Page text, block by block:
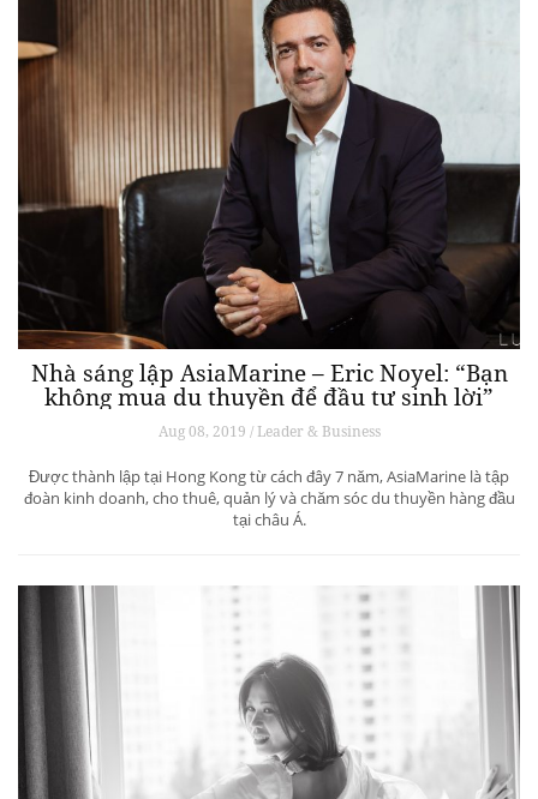
Nhà sáng lập AsiaMarine – Eric Noyel: “Bạn
không mua du thuyền để đầu tư sinh lời”
Aug 08, 2019 / Leader & Business
Được thành lập tại Hong Kong từ cách đây 7 năm, AsiaMarine là tập
đoàn kinh doanh, cho thuê, quản lý và chăm sóc du thuyền hàng đầu
tại châu Á.